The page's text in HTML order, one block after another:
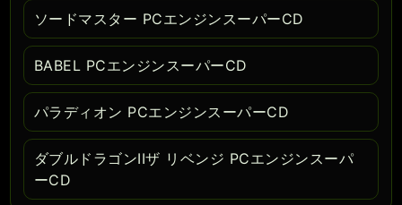
ソードマスター PCエンジンスーパーCD
BABEL PCエンジンスーパーCD
パラディオン PCエンジンスーパーCD
ダブルドラゴンIIザ リベンジ PCエンジンスーパ
ーCD